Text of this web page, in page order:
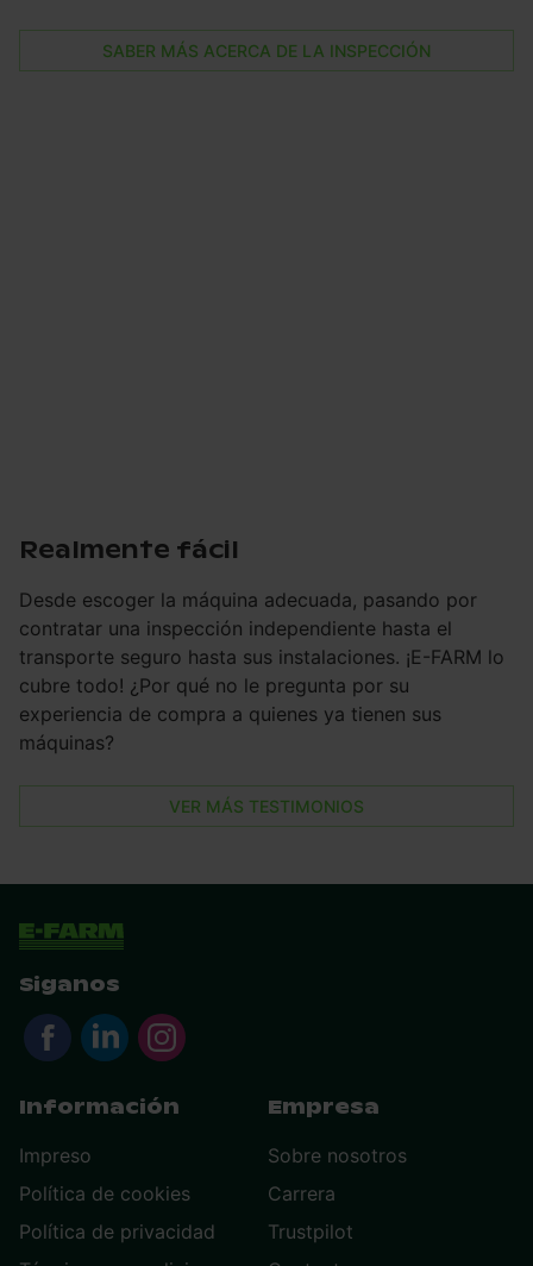
SABER MÁS ACERCA DE LA INSPECCIÓN
Realmente fácil
Desde escoger la máquina adecuada, pasando por
contratar una inspección independiente hasta el
transporte seguro hasta sus instalaciones. ¡E-FARM lo
cubre todo! ¿Por qué no le pregunta por su
experiencia de compra a quienes ya tienen sus
máquinas?
VER MÁS TESTIMONIOS
Siganos
Información
Impreso
Política de cookies
Política de privacidad
Empresa
Sobre nosotros
Carrera
Trustpilot